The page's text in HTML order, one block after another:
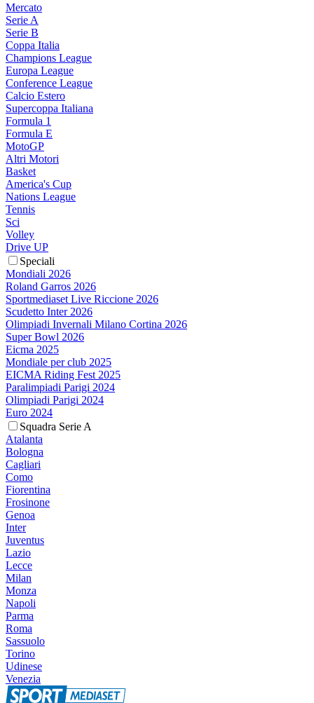
Mercato
Serie A
Serie B
Coppa Italia
Champions League
Europa League
Conference League
Calcio Estero
Supercoppa Italiana
Formula 1
Formula E
MotoGP
Altri Motori
Basket
America's Cup
Nations League
Tennis
Sci
Volley
Drive UP
Speciali
Mondiali 2026
Roland Garros 2026
Sportmediaset Live Riccione 2026
Scudetto Inter 2026
Olimpiadi Invernali Milano Cortina 2026
Super Bowl 2026
Eicma 2025
Mondiale per club 2025
EICMA Riding Fest 2025
Paralimpiadi Parigi 2024
Olimpiadi Parigi 2024
Euro 2024
Squadra Serie A
Atalanta
Bologna
Cagliari
Como
Fiorentina
Frosinone
Genoa
Inter
Juventus
Lazio
Lecce
Milan
Monza
Napoli
Parma
Roma
Sassuolo
Torino
Udinese
Venezia